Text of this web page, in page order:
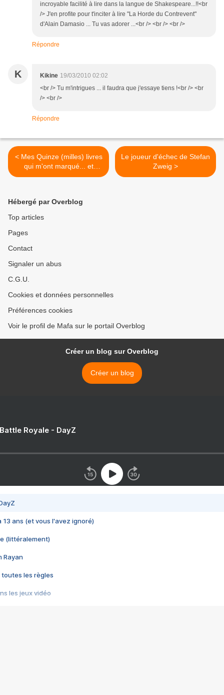
incroyable facilité à lire dans la langue de Shakespeare...!!<br
/> J'en profite pour t'inciter à lire "La Horde du Contrevent"
d'Alain Damasio ... Tu vas adorer ...<br /> <br /> <br />
Répondre
K Kikine 19/03/2010 02:02
<br /> Tu m'intrigues ... il faudra que j'essaye tiens !<br /> <br
/> <br />
Répondre
< Mes Quinze (milles) livres
qui m'ont marqué... et
continuent encore de
Le joueur d'échec de Stefan
Zweig >
Hébergé par Overblog
Top articles
Pages
Contact
Signaler un abus
C.G.U.
Cookies et données personnelles
Préférences cookies
Voir le profil de Mafa sur le portail Overblog
Créer un blog sur Overblog
Créer un blog
Royale - DayZ
13 ans (et vous l'avez ignoré)
(littéralement)
Rayan
toutes les règles
les jeux vidéo